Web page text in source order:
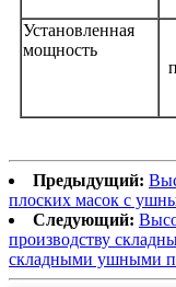
Установленная
мощность
Предыдущий:
плоских масок с
Следующий:
производству
складными ушными